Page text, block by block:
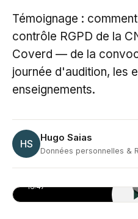
Témoignage :
contrôle RGPD de la
Coverd — de la
journée d'audition, les
enseignements.
HS
Hugo Saias
Données personnelles &
16:47